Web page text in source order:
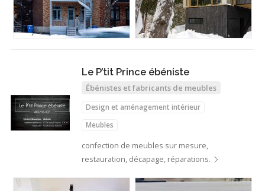
Le P’tit Prince ébéniste
Ébénistes et fabricants de meubles
Design et aménagement intérieur
Meubles
confection de meubles sur mesure,
restauration, décapage, réparations.